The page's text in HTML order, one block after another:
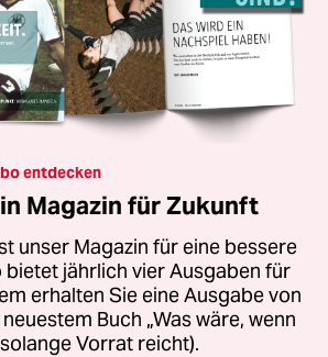
entdecken
Magazin für Zukunft
unser Magazin für eine bessere
bietet jährlich vier Ausgaben für
erhalten Sie eine Ausgabe von
Buch „Was wäre, wenn
Vorrat reicht).